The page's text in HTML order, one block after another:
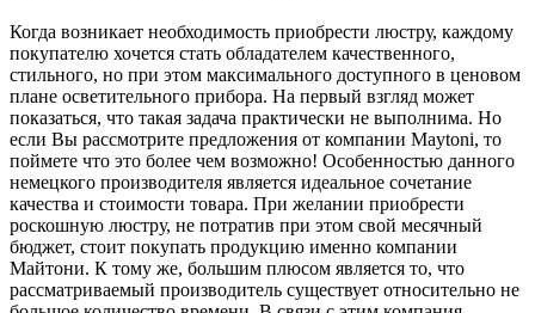
Когда возникает необходимость приобрести люстру, каждому
покупателю хочется стать обладателем качественного,
стильного, но при этом максимального доступного в ценовом
плане осветительного прибора. На первый взгляд может
показаться, что такая задача практически не выполнима. Но
если Вы рассмотрите предложения от компании Maytoni, то
поймете что это более чем возможно! Особенностью данного
немецкого производителя является идеальное сочетание
качества и стоимости товара. При желании приобрести
роскошную люстру, не потратив при этом свой месячный
бюджет, стоит покупать продукцию именно компании
Майтони. К тому же, большим плюсом является то, что
рассматриваемый производитель существует относительно не